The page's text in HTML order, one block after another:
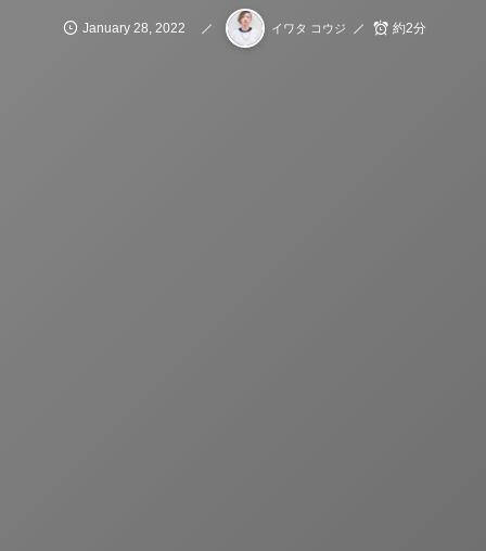
January 28 2022 イワタ コウジ 約2分